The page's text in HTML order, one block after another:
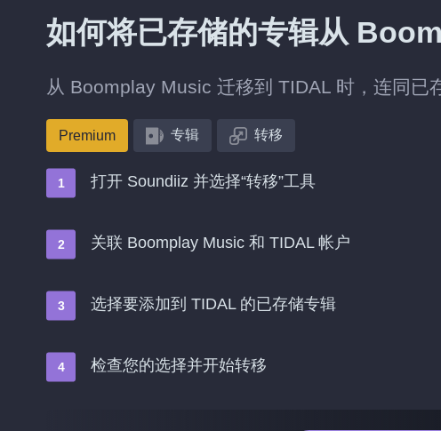
如何将已存储的专辑从
从 Boomplay Music 迁移到 TIDAL 时，连同已
Premium 专辑 转移
打开 Soundiiz 并选择“转移”工具
关联 Boomplay Music 和 TIDAL 帐户
选择要添加到 TIDAL 的已存储专辑
检查您的选择并开始转移